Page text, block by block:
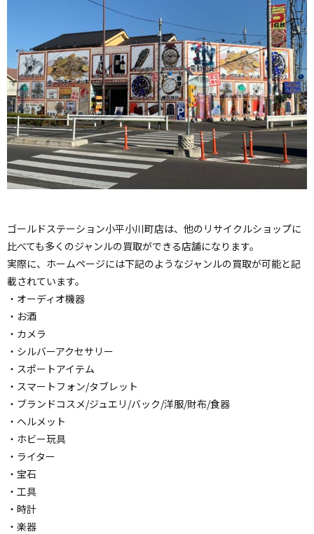
ゴールドステーション小平小川町店は、他のリサイクルショップに
比べても多くのジャンルの買取ができる店舗になります。
実際に、ホームページには下記のようなジャンルの買取が可能と記
載されています。
・オーディオ機器
・お酒
・カメラ
・シルバーアクセサリー
・スポートアイテム
・スマートフォン/タブレット
・ブランドコスメ/ジュエリ/バック/洋服/財布/食器
・ヘルメット
・ホビー玩具
・ライター
・宝石
・工具
・時計
・楽器